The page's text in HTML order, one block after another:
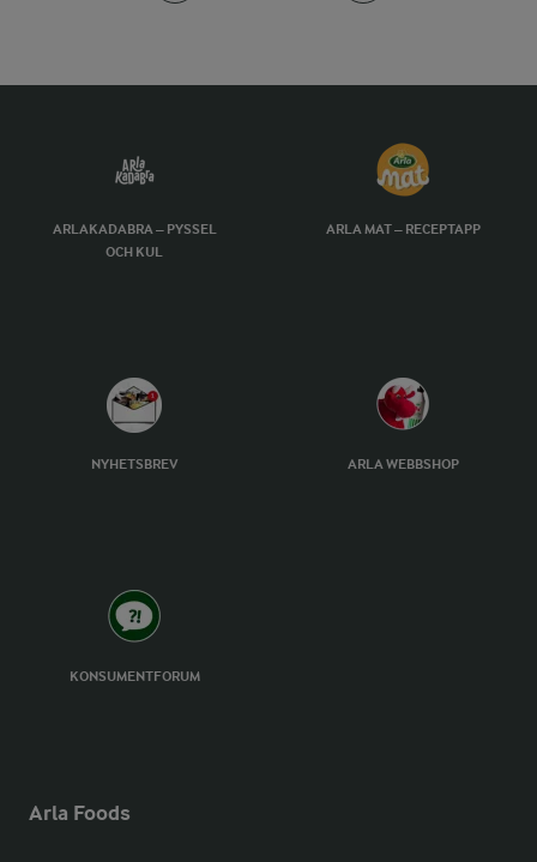
ARLAKADABRA – PYSSEL
OCH KUL
ARLA MAT – RECEPTAPP
NYHETSBREV ARLA WEBBSHOP
KONSUMENTFORUM
Arla Foods